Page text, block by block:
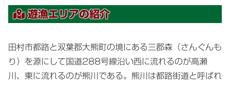
遊漁エリアの紹介
田村市都路と双葉郡大熊町の境にある三郡森（さんぐんも
り）を源にして国道288号線沿い西に流れるのが高瀬
川、東に流れるのが熊川である。熊川は都路街道と呼ばれ